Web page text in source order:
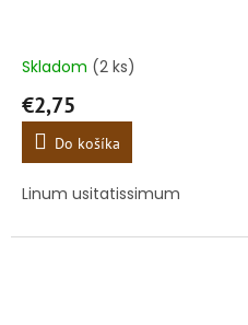
Skladom (2 ks)
€2,75
Do košíka
Linum usitatissimum